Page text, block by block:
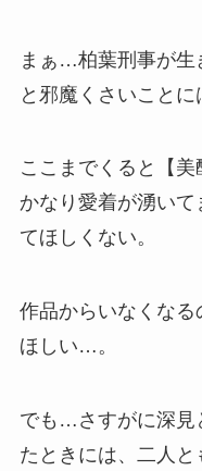
まぁ…柏葉刑事が生
と邪魔くさいことに
ここまでくると【
かなり愛着が湧い
てほしくない。
作品からいなくな
ほしい…。
でも…さすがに深見
たときには、二人